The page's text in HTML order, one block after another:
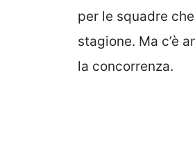
per le squadre
stagione. Ma c’è
la concorrenza.